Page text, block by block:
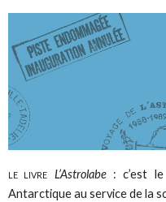
LE LIVRE L’Astrolabe: c’est le
Antarctique au service de la